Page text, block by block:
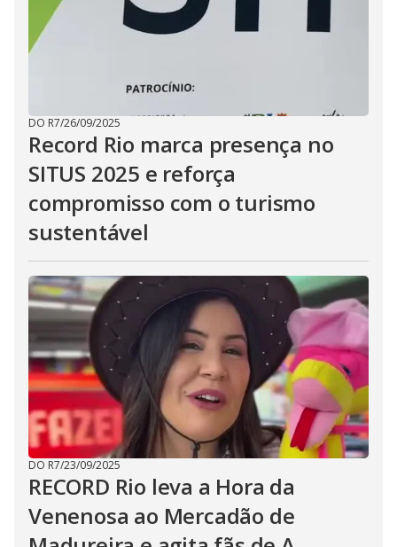
DO R7/26/09/2025
Record Rio marca presença no
SITUS 2025 e reforça
compromisso com o turismo
sustentável
DO R7/23/09/2025
RECORD Rio leva a Hora da
Venenosa ao Mercadão de